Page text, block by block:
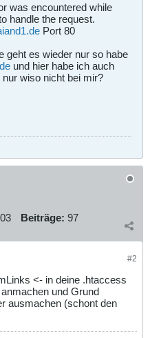
was encountered while
handle the request.
Port 80
geht es wieder nur so habe
und hier habe ich auch
wiso nicht bei mir?
Beiträge: 97
#2
<- in deine .htaccess
und Grund
ausmachen (schont den